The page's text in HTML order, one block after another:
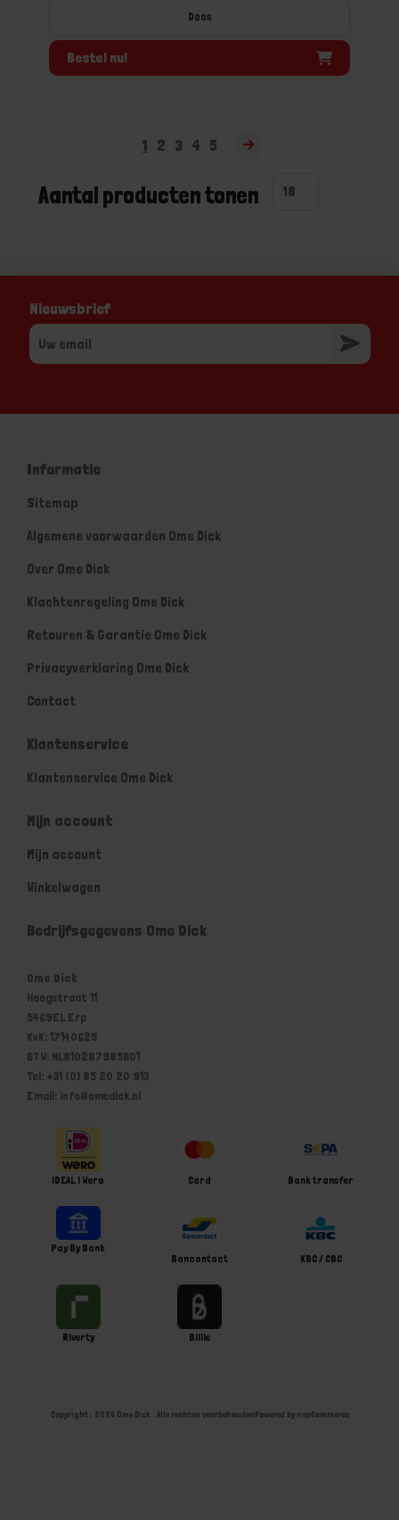
Doos
Bestel nu!
1 2 3 4 5
Aantal producten tonen
Nieuwsbrief
Informatie
Sitemap
Algemene voorwaarden Ome Dick
Over Ome Dick
Klachtenregeling Ome Dick
Retouren & Garantie Ome Dick
Privacyverklaring Ome Dick
Contact
Klantenservice
Klantenservice Ome Dick
Mijn account
Mijn account
Winkelwagen
Bedrijfsgegevens Ome Dick
Ome Dick
Hoogstraat 11
5469EL Erp
KvK: 17140625
BTW: NL810287985B01
Tel: +31 (0) 85 20 20 913
Email: info@omedick.nl
iDEAL | Wero Card Bank transfer
Pay By Bank
Bancontact
KBC / CBC
Riverty Billie
Copyright ; 2026 Ome Dick . Alle rechten voorbehoudenPowered by nopCommerce